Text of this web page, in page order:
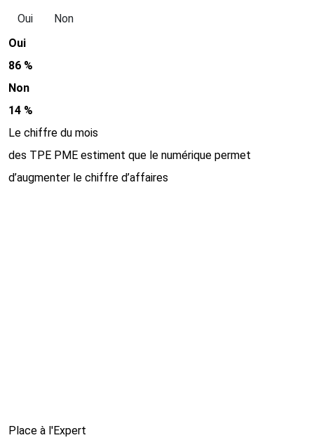
Oui
Non
Oui
86 %
Non
14 %
Le chiffre du mois
des TPE PME estiment que le numérique permet
d’augmenter le chiffre d’affaires
Place à l'Expert